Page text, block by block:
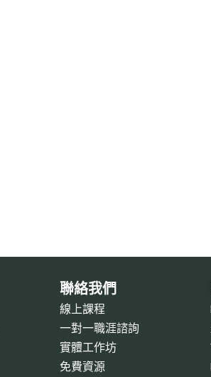
聯絡我們
線上課程
一對一職涯諮詢
實體工作坊
免費資源
I